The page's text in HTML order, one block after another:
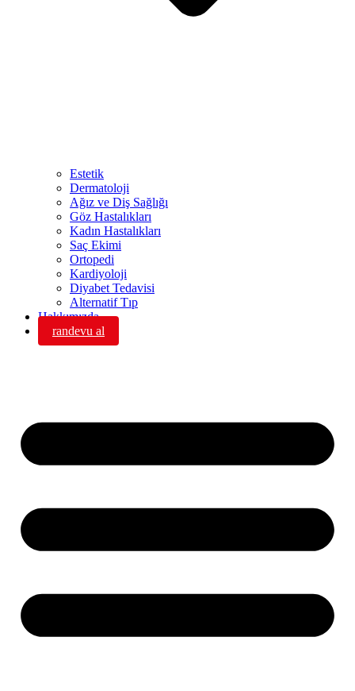
Estetik
Dermatoloji
Ağız ve Diş Sağlığı
Göz Hastalıkları
Kadın Hastalıkları
Saç Ekimi
Ortopedi
Kardiyoloji
Diyabet Tedavisi
Alternatif Tıp
Hakkımızda
randevu al